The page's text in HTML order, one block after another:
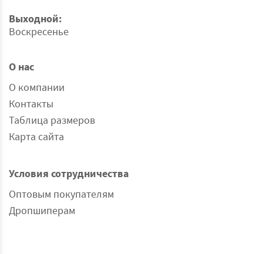
Выходной:
Воскресенье
О нас
О компании
Контакты
Таблица размеров
Карта сайта
Условия сотрудничества
Оптовым покупателям
Дропшиперам